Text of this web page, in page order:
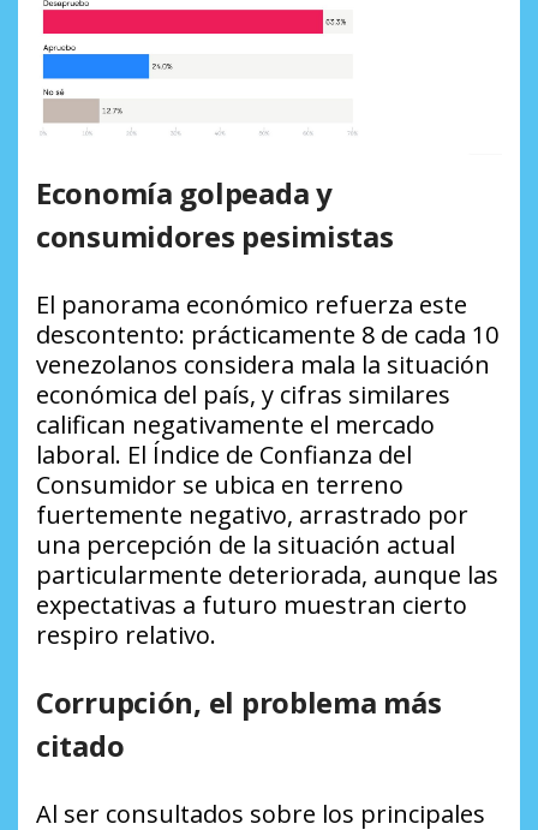
Economía golpeada y
consumidores pesimistas
El panorama económico refuerza este
descontento: prácticamente 8 de cada 10
venezolanos considera mala la situación
económica del país, y cifras similares
califican negativamente el mercado
laboral. El Índice de Confianza del
Consumidor se ubica en terreno
fuertemente negativo, arrastrado por
una percepción de la situación actual
particularmente deteriorada, aunque las
expectativas a futuro muestran cierto
respiro relativo.
Corrupción, el problema más
citado
Al ser consultados sobre los principales